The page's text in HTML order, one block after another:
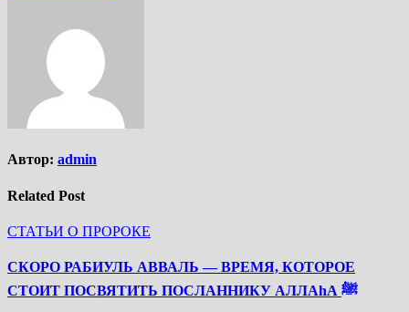
Автор: admin
Related Post
СТАТЬИ О ПРОРОКЕ
СКОРО РАБИУЛЬ АВВАЛЬ — ВРЕМЯ, КОТОРОЕ
СТОИТ ПОСВЯТИТЬ ПОСЛАННИКУ АЛЛАhА ﷺ